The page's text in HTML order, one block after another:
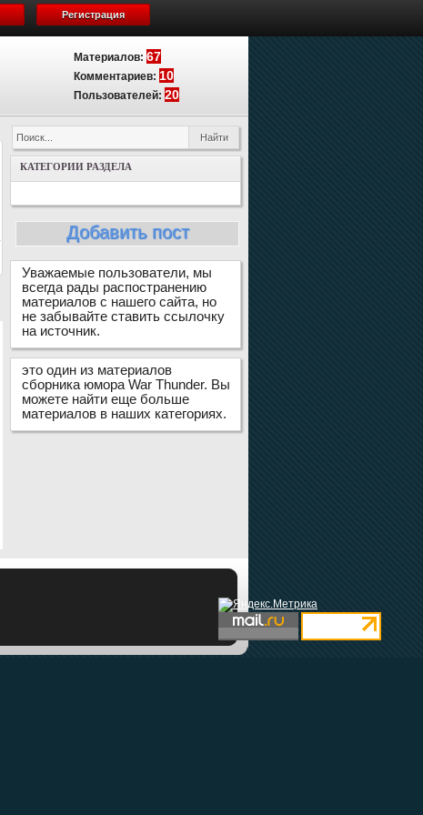
Регистрация
Материалов: 67
Комментариев: 10
Пользователей: 20
КАТЕГОРИИ РАЗДЕЛА
Добавить пост
Уважаемые пользователи, мы
всегда рады распостранению
материалов с нашего сайта, но
не забывайте ставить ссылочку
на источник.
это один из материалов
сборника юмора War Thunder. Вы
можете найти еще больше
материалов в наших категориях.